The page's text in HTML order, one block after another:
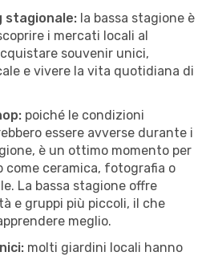
stagionale: la bassa stagione è
i mercati locali al
souvenir unici,
e vivere la vita quotidiana di
poiché le condizioni
essere avverse durante i
è un ottimo momento per
come ceramica, fotografia o
La bassa stagione offre
e gruppi più piccoli, il che
meglio.
molti giardini locali hanno